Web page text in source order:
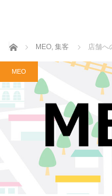
ホーム MEO, 集客 店舗へ
MEO